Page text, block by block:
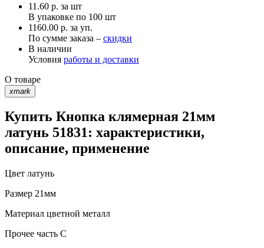
11.60 р. за шт
В упаковке по 100 шт
1160.00 р. за уп.
По сумме заказа – скидки
В наличии
Условия работы и доставки
О товаре
xmark
Купить Кнопка клямерная 21мм
латунь 51831: характеристики,
описание, применение
Цвет латунь
Размер 21мм
Материал цветной металл
Прочее часть С